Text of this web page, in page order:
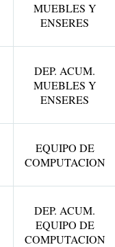
MUEBLES Y
ENSERES
DEP. ACUM.
MUEBLES Y
ENSERES
EQUIPO DE
COMPUTACION
DEP. ACUM.
EQUIPO DE
COMPUTACION